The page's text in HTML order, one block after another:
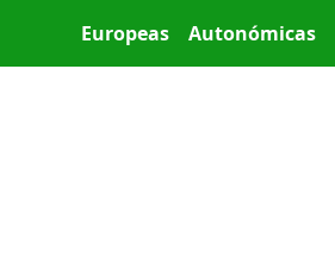
Main menu
Europeas Autonómicas